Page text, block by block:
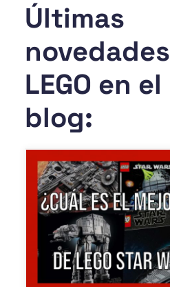
Últimas
novedades
LEGO en el
blog: